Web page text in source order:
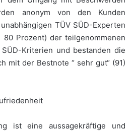
anonym von den Kunden
TÜV SÜD-Experten
Prozent) der teilgenommenen
Kriterien und bestanden die
mit der Bestnote “ sehr gut“ (91)
ist eine aussagekräftige und